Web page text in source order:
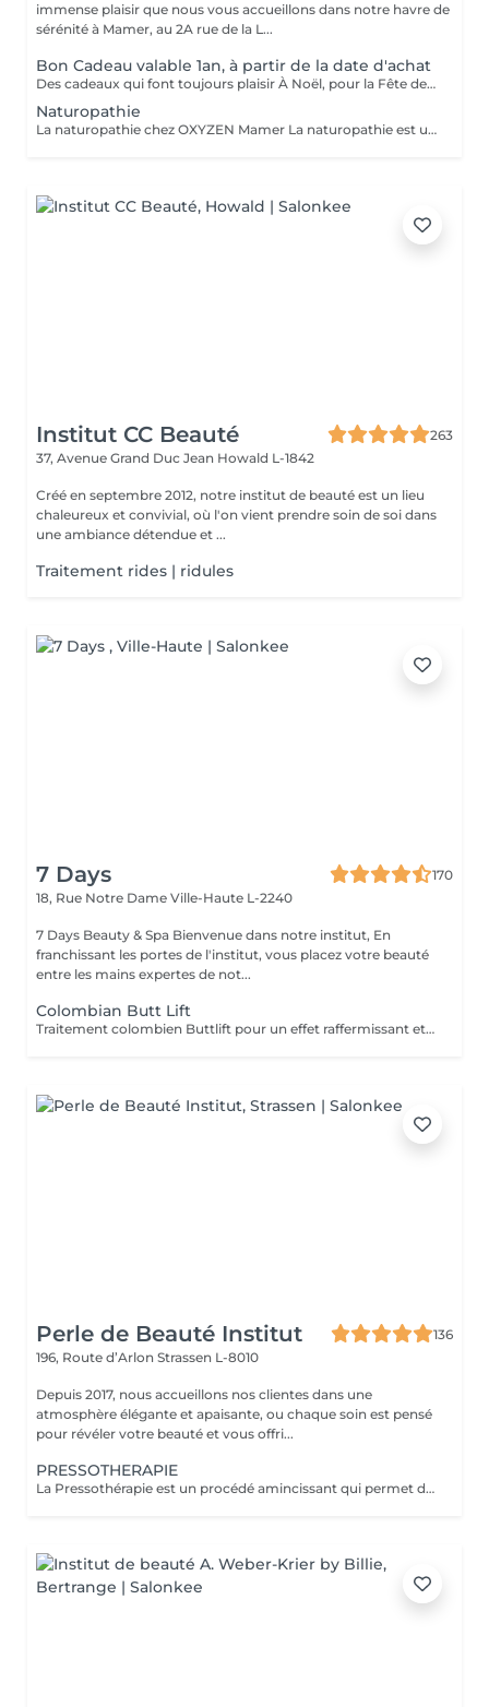
immense plaisir que nous vous accueillons dans notre havre de
sérénité à Mamer, au 2A rue de la L...
Bon Cadeau valable 1an, à partir de la date d'achat
Des cadeaux qui font toujours plaisir À Noël, pour la Fête des Mères, des Pères, des Grands-Mères, la Saint-Valentin, un anniversaire ou simplement pour faire plaisir : les bons cadeaux OXYZEN sont l'attention idéale. Offrez à vos proches une véritable expérience de bien-être inoubliable. * Vous pouvez acheter vos bons cadeaux directement en ligne sur Salonkee, de façon simple et sécurisée. * Vous pouvez également les commander via notre site internet : https://www.oxyzen.lu Sur notre site, vous avez la possibilité de recevoir un bon cadeau personnalisé, prêt à être imprimé, utilisable immédiatement. Nos bons cadeaux sont valides 1 an à compter de leur date d'achat. Ils peuvent être envoyés par courrier à l'adresse de votre choix ou reçus par mail immédiatement après validation de votre achat . Et si vous préférez le contact direct, il est aussi possible de venir les récupérer en mains propres sur rendez-vous.
Naturopathie
La naturopathie chez OXYZEN Mamer La naturopathie est une approche naturelle et personnalisée qui aide votre corps à retrouver équilibre et vitalité. Chez OXYZEN, nous mettons l'accent sur l'essentiel : la digestion. Une bonne digestion, c'est moins de ballonnements, plus d'énergie, un meilleur sommeil et des défenses renforcées. Pour cela, nous vous guidons notamment sur les bonnes associations alimentaires, afin de faciliter le travail digestif et d'éviter les inconforts. Chaque séance est un moment d'écoute et de conseils pratiques adaptés à votre rythme : hygiène alimentaire, sommeil, gestion du stress, plantes et solutions naturelles. Pas de frustration : l'idée est d'avancer étape par étape, pour des changements durables. Prenez rendez-vous dès aujourd'hui et découvrez comment améliorer votre bien-être en commençant par votre système digestif. Avertissement : Nos soins sont dédiés au bien-être et à la relaxation. Ils ne remplacent pas un suivi médical et ne relèvent pas de la kinésithérapie.
Institut CC Beauté
263
37, Avenue Grand Duc Jean Howald L-1842
Créé en septembre 2012, notre institut de beauté est un lieu
chaleureux et convivial, où l'on vient prendre soin de soi dans
une ambiance détendue et ...
Traitement rides | ridules
7 Days
170
18, Rue Notre Dame Ville-Haute L-2240
7 Days Beauty & Spa Bienvenue dans notre institut, En
franchissant les portes de l'institut, vous placez votre beauté
entre les mains expertes de not...
Colombian Butt Lift
Traitement colombien Buttlift pour un effet raffermissant et volumateur immédiat, donnant un effet ballon à lés fasses. Traitement comprenant massage, aspiration vacuum et massage post-traitement. Avec la possibilité de combiner des crèmes pour un effet plus durable.
Perle de Beauté Institut
136
196, Route d’Arlon Strassen L-8010
Depuis 2017, nous accueillons nos clientes dans une
atmosphère élégante et apaisante, ou chaque soin est pensé
pour révéler votre beauté et vous offri...
PRESSOTHERAPIE
La Pressothérapie est un procédé amincissant qui permet de traiter les problèmes de rétention d'eau, de circulation sanguine, et soulagé les jambes lourdes. Cette technique mécanique agit comme un drainage lymphatique. Nous utilisons un appareil de Pressothérapie qui opére un massage par compression et décompression. Les alvéoles des accessoires se remplissent d'air à un rythme varié et exercent des pressions multiples et douces sur les parties traitées.